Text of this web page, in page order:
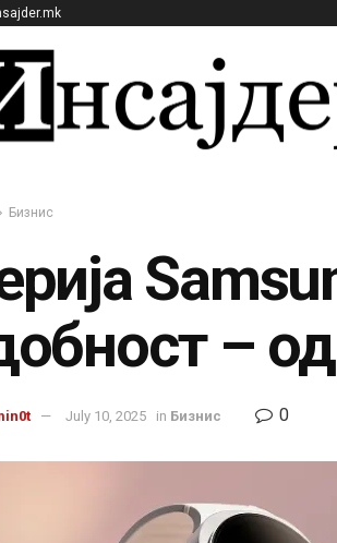
Бизнис
–
July 10, 2025 in Бизнис 0